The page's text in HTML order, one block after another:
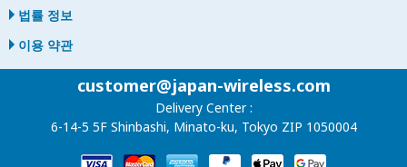
법률 정보
이용 약관
customer@japan-wireless.com
Delivery Center :
6-14-5 5F Shinbashi, Minato-ku, Tokyo ZIP 1050004